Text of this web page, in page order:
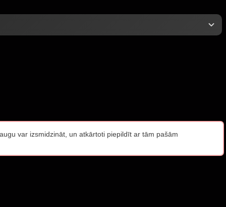
var izsmidzināt, un atkārtoti piepildīt ar tām pašām